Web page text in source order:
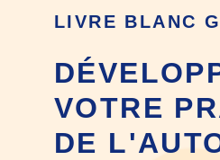
LIVRE BLANC
VOTRE
DE